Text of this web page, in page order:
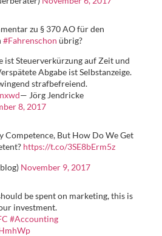
zu § 370 AO für den
#Fahrenschon übrig?
ist Steuerverkürzung auf Zeit und
Abgabe ist Selbstanzeige.
strafbefreiend.
— Jörg Jendricke
8, 2017
Competence, But How Do We Get
https://t.co/3SE8bErm5z
November 9, 2017
be spent on marketing, this is
investment.
#Accounting